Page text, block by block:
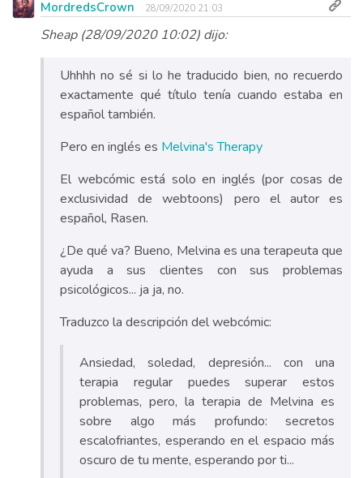
MordredsCrown 28/09/2020 21:03
Sheap (28/09/2020 10:02) dijo:
Uhhhh no sé si lo he traducido bien, no recuerdo
exactamente qué título tenía cuando estaba en
español también.
Pero en inglés es Melvina's Therapy
El webcómic está solo en inglés (por cosas de
exclusividad de webtoons) pero el autor es
español, Rasen.
¿De qué va? Bueno, Melvina es una terapeuta que
ayuda a sus clientes con sus problemas
psicológicos... ja ja, no.
Traduzco la descripción del webcómic:
Ansiedad, soledad, depresión... con una
terapia regular puedes superar estos
problemas, pero, la terapia de Melvina es
sobre algo más profundo: secretos
escalofriantes, esperando en el espacio más
oscuro de tu mente, esperando por ti...